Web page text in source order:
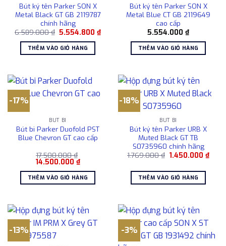
Bút ký tên Parker SON X
Metal Black GT GB 2119787
chính hãng
6.589.000₫ Giá
là:
6.589.000 ₫.
5.554.800₫Giá
hiện
5.554.800 ₫.
THÊM VÀO GIỎ HÀNG
Bút ký tên Parker SON X
Metal Blue CT GB 2119649
cao cấp
5.554.000 ₫
THÊM VÀO GIỎ HÀNG
-17%
BÚT BI
Bút bi Parker Duofold PST
Blue Chevron GT cao cấp
17.500.000₫
Giá
là:
17.500.000 ₫.
14.500.000 ₫Giá
hiện
tại
là:
14.500.000 ₫.
THÊM VÀO GIỎ HÀNG
-18%
BÚT BI
Bút ký tên Parker URB X
Muted Black GT TB
S0735960 chính hãng
1.769.000₫ Giá
1.769.000 ₫.
1.450.000₫Giá
hiện
THÊM VÀO GIỎ HÀNG
-13% -3%